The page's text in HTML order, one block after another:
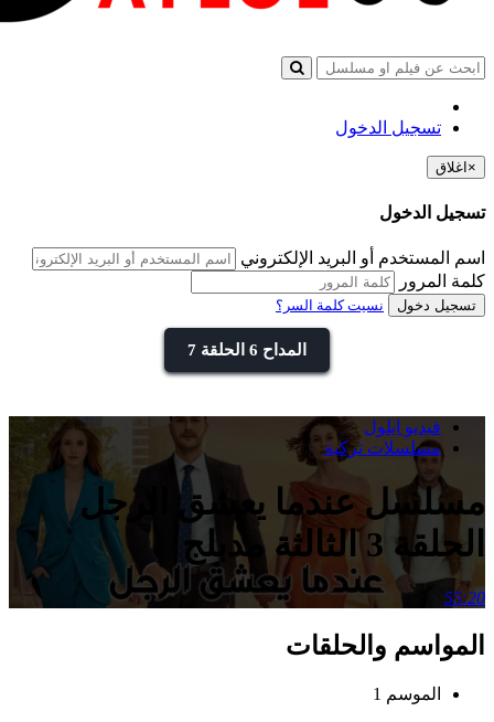
تسجيل الدخول
× اغلاق
تسجيل الدخول
اسم المستخدم أو البريد الإلكتروني
كلمة المرور
تسجيل دخول نسيت كلمة السر؟
المداح 6 الحلقة 7
فيديو ايلول
مسلسلات تركية
مسلسل عندما يعشق الرجل
الحلقة 3 الثالثة مدبلج
55:20
المواسم والحلقات
الموسم 1